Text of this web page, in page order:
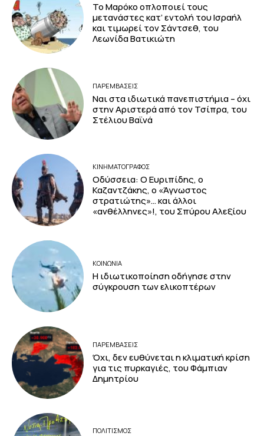
Το Μαρόκο οπλοποιεί τους
μετανάστες κατ’ εντολή του Ισραήλ
και τιμωρεί τον Σάντσεθ, του
Λεωνίδα Βατικιώτη
ΠΑΡΕΜΒΑΣΕΙΣ
Ναι στα ιδιωτικά πανεπιστήμια – όχι
στην Αριστερά από τον Τσίπρα, του
Στέλιου Βαϊνά
ΚΙΝΗΜΑΤΟΓΡΆΦΟΣ
Οδύσσεια: Ο Ευριπίδης, ο
Καζαντζάκης, ο «Άγνωστος
στρατιώτης»… και άλλοι
«ανθέλληνες»!, του Σπύρου Αλεξίου
ΚΟΙΝΩΝΙΑ
Η ιδιωτικοποίηση οδήγησε στην
σύγκρουση των ελικοπτέρων
ΠΑΡΕΜΒΑΣΕΙΣ
Όχι, δεν ευθύνεται η κλιματική κρίση
για τις πυρκαγιές, του Φάμπιαν
Δημητρίου
ΠΟΛΙΤΙΣΜΟΣ